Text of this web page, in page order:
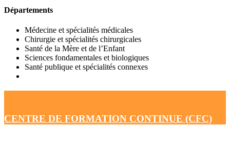
Départements
Médecine et spécialités médicales
Chirurgie et spécialités chirurgicales
Santé de la Mère et de l’Enfant
Sciences fondamentales et biologiques
Santé publique et spécialités connexes
CENTRE DE FORMATION CONTINUE (CFC)